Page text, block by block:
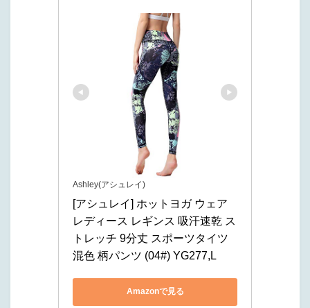
Ashley(アシュレイ)
[アシュレイ] ホットヨガ ウェア
レディース レギンス 吸汗速乾 ス
トレッチ 9分丈 スポーツタイツ
混色 柄パンツ (04#) YG277,L
Amazonで見る